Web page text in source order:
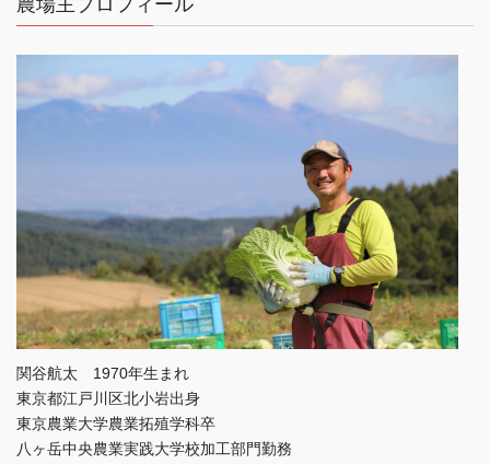
関谷航太 1970年生まれ
東京都江戸川区北小岩出身
東京農業大学農業拓殖学科卒
八ヶ岳中央農業実践大学校加工部門勤務